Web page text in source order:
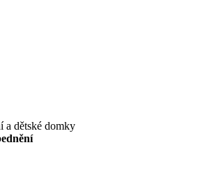
a dětské domky